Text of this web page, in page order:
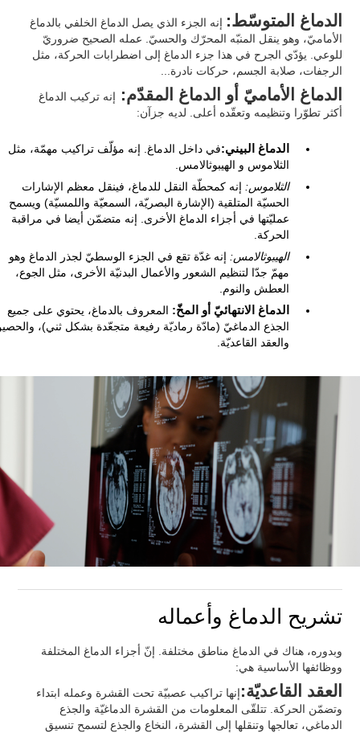
الدماغ المتوسّط: إنه الجزء الذي يصل الدماغ الخلفي بالدماغ
الأماميّ، وهو ينقل المنبّه المحرّك والحسيّ. عمله الصحيح ضروريّ
للوعي. يؤدّي الجرح في هذا جزء الدماغ إلى اضطرابات الحركة، مثل
الرجفات، صلابة الجسم، حركات نادرة...
الدماغ الأماميّ أو الدماغ المقدّم: إنه تركيب الدماغ
أكثر تطوّرا وتنظيمه وتعقّده أعلى. لديه جزآن:
الدماغ البيني:في داخل الدماغ. إنه مؤلّف تراكيب مهمّة، مثل
الثلاموس و الهيبوثالامس.
الثلاموس: إنه كمحطّة النقل للدماغ، فينقل معظم الإشارات
الحسيّة المتلقية (الإشارة البصريّة، السمعيّة واللمسيّة) ويسمح
عمليّتها في أجزاء الدماغ الأخرى. إنه متضمّن أيضا في مراقبة
الحركة.
الهيبوثالامس: إنه غدّة تقع في الجزء الوسطيّ لجذر الدماغ وهو
مهمّ جدّا لتنظيم الشعور والأعمال البدنيّة الأخرى، مثل الجوع،
العطش والنوم.
الدماغ الانتهائيّ أو المخّ: المعروف بالدماغ، يحتوي على جميع
الجذع الدماغيّ (مادّة رماديّة رفيعة متجعّدة بشكل ثني)،
والعقد القاعديّة.
تشريح الدماغ وأعماله
وبدوره، هناك في الدماغ مناطق مختلفة. إنّ أجزاء الدماغ المختلفة
ووظائفها الأساسية هي:
العقد القاعديّة:إنها تراكيب عصبيّة تحت القشرة وعمله ابتداء
وتضمّن الحركة. تتلقّى المعلومات من القشرة الدماغيّة والجذع
الدماغي، تعالجها وتنقلها إلى القشرة، النخاع والجذع لتسمح تنسيق